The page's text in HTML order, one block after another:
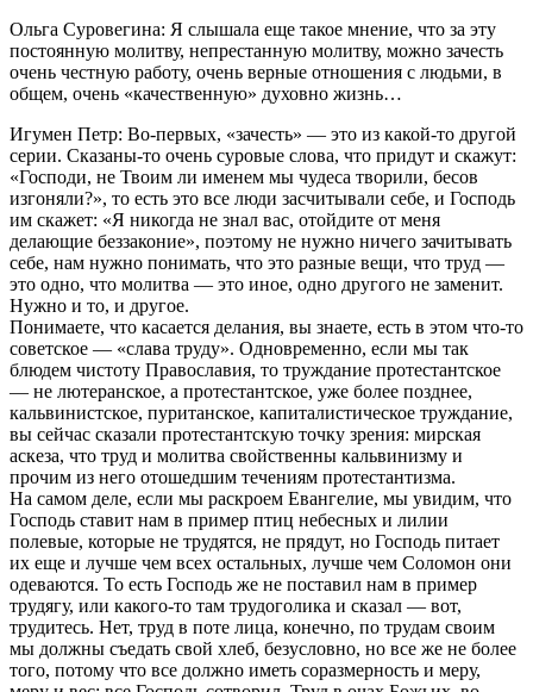
Ольга Суровегина: Я слышала еще такое мнение, что за эту
постоянную молитву, непрестанную молитву, можно зачесть
очень честную работу, очень верные отношения с людьми, в
общем, очень «качественную» духовно жизнь…
Игумен Петр: Во-первых, «зачесть» — это из какой-то другой
серии. Сказаны-то очень суровые слова, что придут и скажут:
«Господи, не Твоим ли именем мы чудеса творили, бесов
изгоняли?», то есть это все люди засчитывали себе, и Господь
им скажет: «Я никогда не знал вас, отойдите от меня
делающие беззаконие», поэтому не нужно ничего зачитывать
себе, нам нужно понимать, что это разные вещи, что труд —
это одно, что молитва — это иное, одно другого не заменит.
Нужно и то, и другое.
Понимаете, что касается делания, вы знаете, есть в этом что-то
советское — «слава труду». Одновременно, если мы так
блюдем чистоту Православия, то труждание протестантское
— не лютеранское, а протестантское, уже более позднее,
кальвинистское, пуританское, капиталистическое труждание,
вы сейчас сказали протестантскую точку зрения: мирская
аскеза, что труд и молитва свойственны кальвинизму и
прочим из него отошедшим течениям протестантизма.
На самом деле, если мы раскроем Евангелие, мы увидим, что
Господь ставит нам в пример птиц небесных и лилии
полевые, которые не трудятся, не прядут, но Господь питает
их еще и лучше чем всех остальных, лучше чем Соломон они
одеваются. То есть Господь же не поставил нам в пример
трудягу, или какого-то там трудоголика и сказал — вот,
трудитесь. Нет, труд в поте лица, конечно, по трудам своим
мы должны съедать свой хлеб, безусловно, но все же не более
того, потому что все должно иметь соразмерность и меру,